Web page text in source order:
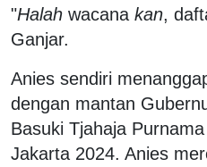
"Halah wacana kan,
Ganjar.
Anies sendiri
dengan mantan
Basuki Tjahaja
Jakarta 2024. Anies